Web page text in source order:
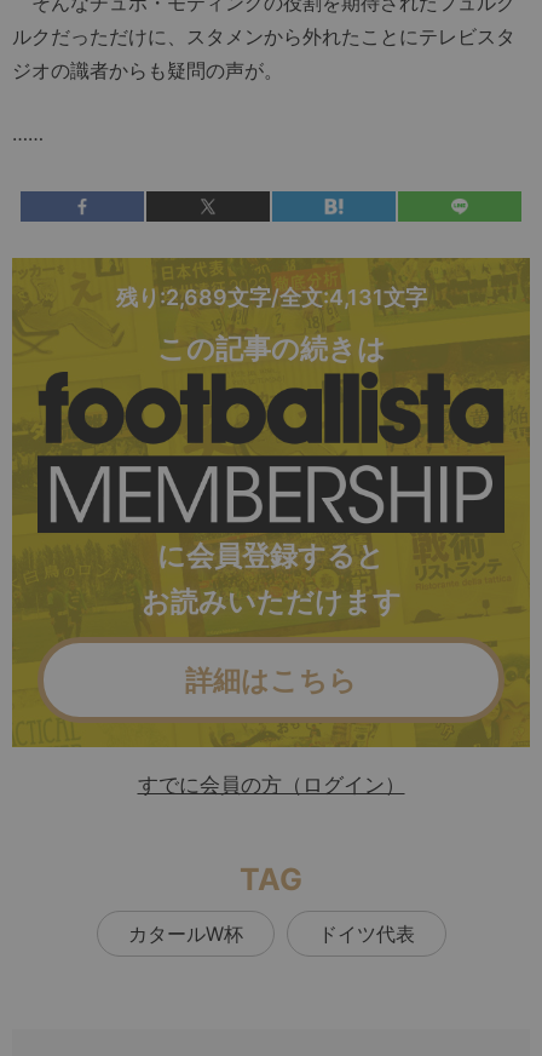
ルクだっただけに、スタメンから外れたことにテレビスタ
ジオの識者からも疑問の声が。
……
残り:2,689文字/全文:4,131文字
この記事の続きは
に会員登録すると
お読みいただけます
詳細はこちら
すでに会員の方（ログイン）
TAG
カタールW杯 ドイツ代表